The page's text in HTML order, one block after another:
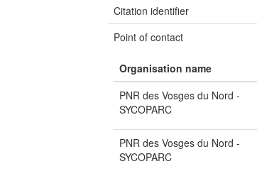
Citation identifier
Point of contact
Organisation name
PNR des Vosges du Nord -
SYCOPARC
PNR des Vosges du Nord -
SYCOPARC